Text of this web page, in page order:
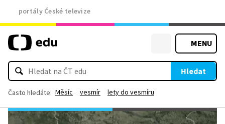
portály České televize
MENU
Hledat
Často hledáte: Měsíc vesmír lety do vesmíru